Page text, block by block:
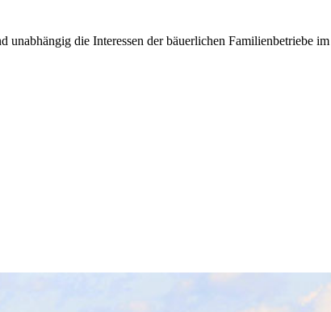
die Interessen der bäuerlichen Familienbetriebe